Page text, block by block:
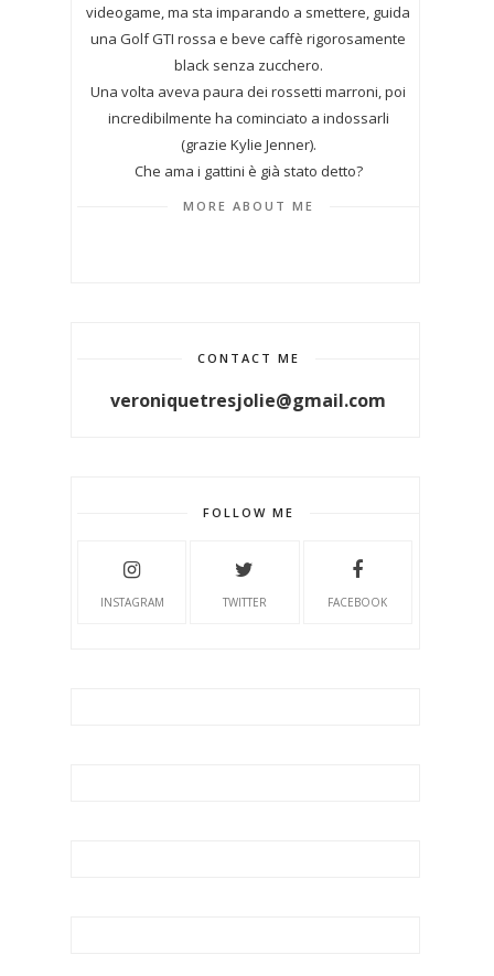
videogame, ma sta imparando a smettere, guida
una Golf GTI rossa e beve caffè rigorosamente
black senza zucchero.
Una volta aveva paura dei rossetti marroni, poi
incredibilmente ha cominciato a indossarli
(grazie Kylie Jenner).
Che ama i gattini è già stato detto?
MORE ABOUT ME
CONTACT ME
veroniquetresjolie@gmail.com
FOLLOW ME
INSTAGRAM TWITTER FACEBOOK